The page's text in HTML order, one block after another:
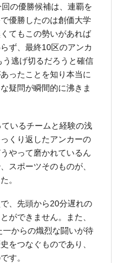
の優勝候補は、連覇を
優勝したのは創価大学
てもこの勢いがあれば
ず、最終10区のアンカ
逃げ切るだろうと確信
ったことを知り本当に
疑問が瞬間的に沸きま
いるチームと経験の浅
くり返したアンカーの
やって磨かれているん
スポーツそのものが、
。
、先頭から20分遅れの
ができません。また、
からの熾烈な闘いが待
をつなぐものであり、
す。